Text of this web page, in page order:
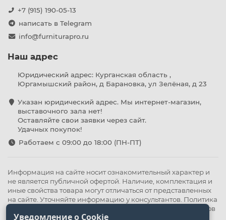
+7 (915) 190-05-13
написать в Telegram
info@furniturapro.ru
Наш адрес
Юридический адрес: Курганская область ,
Юргамышский район, д Барановка, ул Зелёная, д 23
Указан юридический адрес. Мы интернет-магазин,
выставочного зала нет!
Оставляйте свои заявки через сайт.
Удачных покупок!
Работаем с 09:00 до 18:00 (ПН-ПТ)
Информация на сайте носит ознакомительный характер и
не является публичной офертой. Наличие, комплектация и
иные свойства товара могут отличаться от представленных
на сайте. Уточняйте информацию у консультантов. Политика
Политика обработки файлов
cookie
Уведомление о Cookie